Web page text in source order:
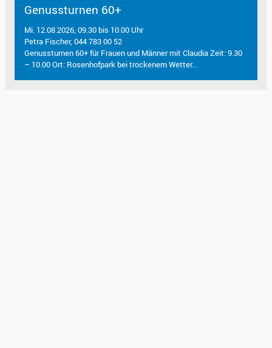
Genussturnen 60+
Mi. 12.08.2026, 09.30 bis 10.00 Uhr
Petra Fischer, 044 783 00 52
Genussturnen 60+ für Frauen und Männer mit Claudia Zeit: 9.30
– 10.00 Ort: Rosenhofpark bei trockenem Wetter...